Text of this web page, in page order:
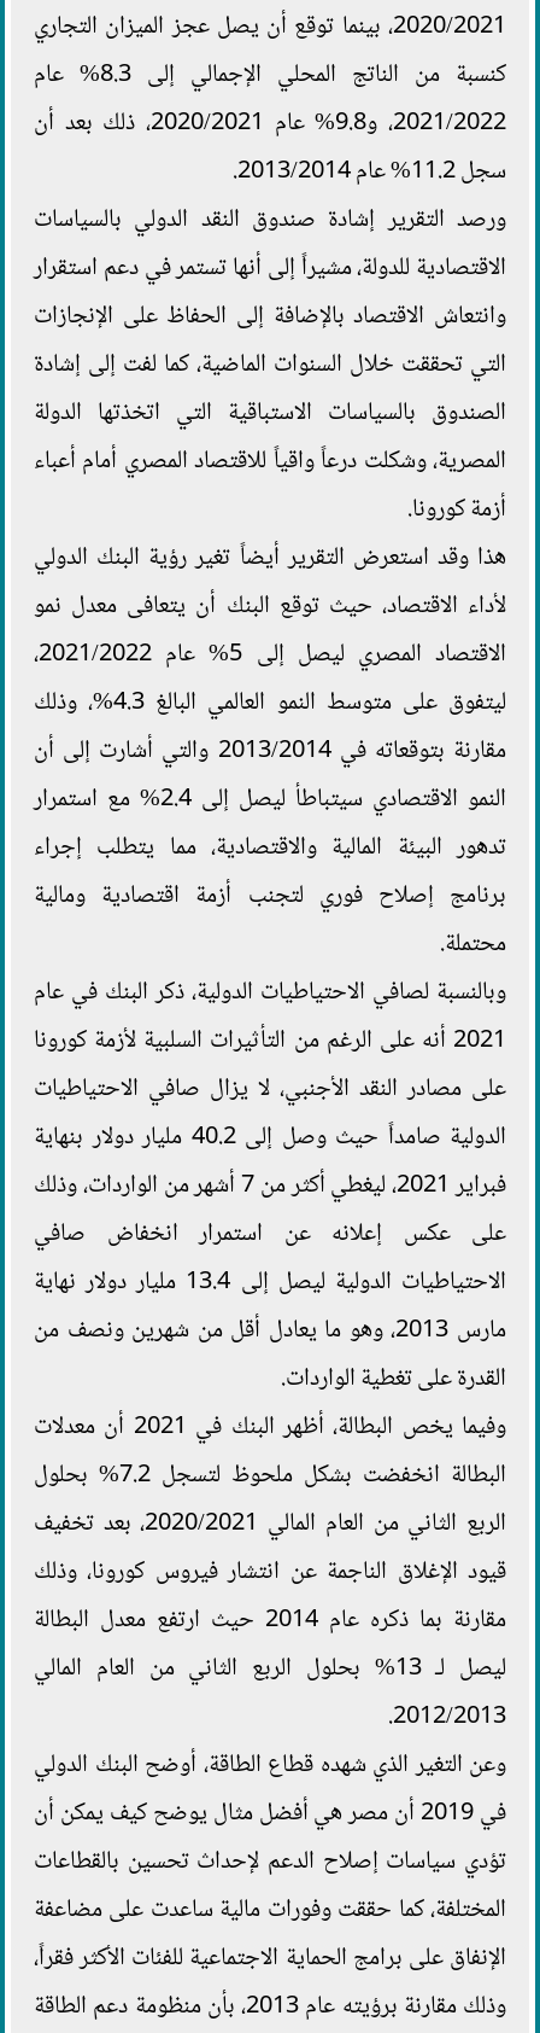
2020/2021، بينما توقع أن يصل عجز الميزان التجاري
كنسبة من الناتج المحلي الإجمالي إلى 8.3% عام
2021/2022، و9.8% عام 2020/2021، ذلك بعد أن
سجل 11.2% عام 2013/2014.
ورصد التقرير إشادة صندوق النقد الدولي بالسياسات
الاقتصادية للدولة، مشيراً إلى أنها تستمر في دعم استقرار
وانتعاش الاقتصاد بالإضافة إلى الحفاظ على الإنجازات
التي تحققت خلال السنوات الماضية، كما لفت إلى إشادة
الصندوق بالسياسات الاستباقية التي اتخذتها الدولة
المصرية، وشكلت درعاً واقياً للاقتصاد المصري أمام أعباء
أزمة كورونا.
هذا وقد استعرض التقرير أيضاً تغير رؤية البنك الدولي
لأداء الاقتصاد، حيث توقع البنك أن يتعافى معدل نمو
الاقتصاد المصري ليصل إلى 5% عام 2021/2022،
ليتفوق على متوسط النمو العالمي البالغ 4.3%، وذلك
مقارنة بتوقعاته في 2013/2014 والتي أشارت إلى أن
النمو الاقتصادي سيتباطأ ليصل إلى 2.4% مع استمرار
تدهور البيئة المالية والاقتصادية، مما يتطلب إجراء
برنامج إصلاح فوري لتجنب أزمة اقتصادية ومالية
محتملة.
وبالنسبة لصافي الاحتياطيات الدولية، ذكر البنك في عام
2021 أنه على الرغم من التأثيرات السلبية لأزمة كورونا
على مصادر النقد الأجنبي، لا يزال صافي الاحتياطيات
الدولية صامداً حيث وصل إلى 40.2 مليار دولار بنهاية
فبراير 2021، ليغطي أكثر من 7 أشهر من الواردات، وذلك
على عكس إعلانه عن استمرار انخفاض صافي
الاحتياطيات الدولية ليصل إلى 13.4 مليار دولار نهاية
مارس 2013، وهو ما يعادل أقل من شهرين ونصف من
القدرة على تغطية الواردات.
وفيما يخص البطالة، أظهر البنك في 2021 أن معدلات
البطالة انخفضت بشكل ملحوظ لتسجل 7.2% بحلول
الربع الثاني من العام المالي 2020/2021، بعد تخفيف
قيود الإغلاق الناجمة عن انتشار فيروس كورونا، وذلك
مقارنة بما ذكره عام 2014 حيث ارتفع معدل البطالة
ليصل لـ 13% بحلول الربع الثاني من العام المالي
2012/2013.
وعن التغير الذي شهده قطاع الطاقة، أوضح البنك الدولي
في 2019 أن مصر هي أفضل مثال يوضح كيف يمكن أن
تؤدي سياسات إصلاح الدعم لإحداث تحسين بالقطاعات
المختلفة، كما حققت وفورات مالية ساعدت على مضاعفة
الإنفاق على برامج الحماية الاجتماعية للفئات الأكثر فقراً،
وذلك مقارنة برؤيته عام 2013، بأن منظومة دعم الطاقة